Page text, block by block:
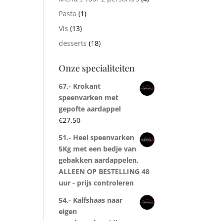
Pasta (1)
Vis (13)
desserts (18)
Onze specialiteiten
67.- Krokant
speenvarken met
gepofte aardappel
€27,50
51.- Heel speenvarken
5Kg met een bedje van
gebakken aardappelen.
ALLEEN OP BESTELLING 48
uur - prijs controleren
54.- Kalfshaas naar
eigen